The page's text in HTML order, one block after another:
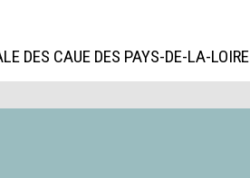
DES CAUE DES PAYS-DE-LA-LOIRE